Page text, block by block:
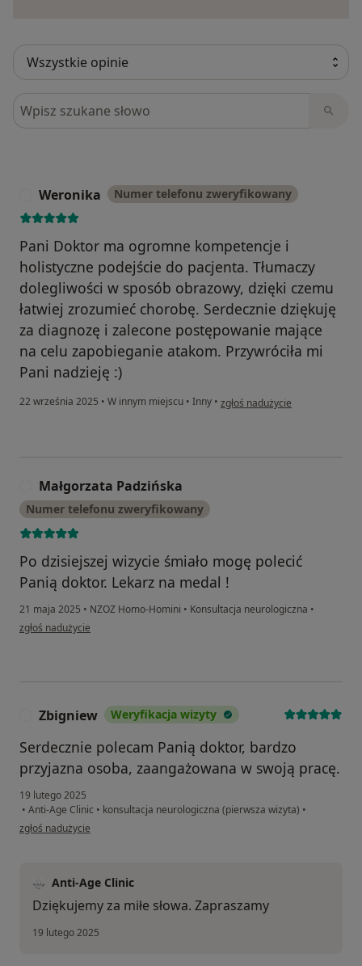
Szukaj w opiniach
Weronika Numer telefonu zweryfikowany
Pani Doktor ma ogromne kompetencje i
holistyczne podejście do pacjenta. Tłumaczy
dolegliwości w sposób obrazowy, dzięki czemu
łatwiej zrozumieć chorobę. Serdecznie dziękuję
za diagnozę i zalecone postępowanie mające
na celu zapobieganie atakom. Przywróciła mi
Pani nadzieję :)
22 września 2025 • W innym miejscu • Inny • w opinii użytkownika Weronika
zgłoś nadużycie
Małgorzata Padzińska
Numer telefonu zweryfikowany
Po dzisiejszej wizycie śmiało mogę polecić
Panią doktor. Lekarz na medal !
21 maja 2025 • NZOZ Homo-Homini • Konsultacja neurologiczna •
w opinii użytkownika Małgorzata Padzińska
zgłoś nadużycie
Zbigniew Weryfikacja wizyty
Serdecznie polecam Panią doktor, bardzo
przyjazna osoba, zaangażowana w swoją pracę.
19 lutego 2025
• Anti-Age Clinic • konsultacja neurologiczna (pierwsza wizyta) •
w opinii użytkownika Zbigniew
zgłoś nadużycie
Anti-Age Clinic
Dziękujemy za miłe słowa. Zapraszamy
19 lutego 2025